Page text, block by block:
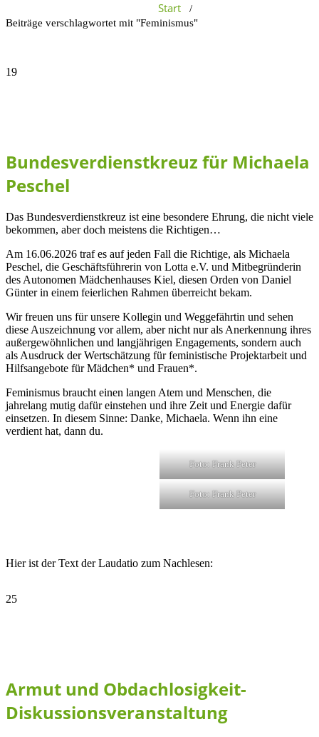
Start /
Beiträge verschlagwortet mit "Feminismus"
19
Bundesverdienstkreuz für Michaela
Peschel
Das Bundesverdienstkreuz ist eine besondere Ehrung, die nicht viele
bekommen, aber doch meistens die Richtigen…
Am 16.06.2026 traf es auf jeden Fall die Richtige, als Michaela
Peschel, die Geschäftsführerin von Lotta e.V. und Mitbegründerin
des Autonomen Mädchenhauses Kiel, diesen Orden von Daniel
Günter in einem feierlichen Rahmen überreicht bekam.
Wir freuen uns für unsere Kollegin und Weggefährtin und sehen
diese Auszeichnung vor allem, aber nicht nur als Anerkennung ihres
außergewöhnlichen und langjährigen Engagements, sondern auch
als Ausdruck der Wertschätzung für feministische Projektarbeit und
Hilfsangebote für Mädchen* und Frauen*.
Feminismus braucht einen langen Atem und Menschen, die
jahrelang mutig dafür einstehen und ihre Zeit und Energie dafür
einsetzen. In diesem Sinne: Danke, Michaela. Wenn ihn eine
verdient hat, dann du.
Foto: Frank Peter
Foto: Frank Peter
Hier ist der Text der Laudatio zum Nachlesen:
25
Armut und Obdachlosigkeit-
Diskussionsveranstaltung